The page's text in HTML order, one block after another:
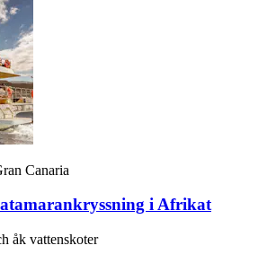
Canaria
i Afrikat
åk vattenskoter